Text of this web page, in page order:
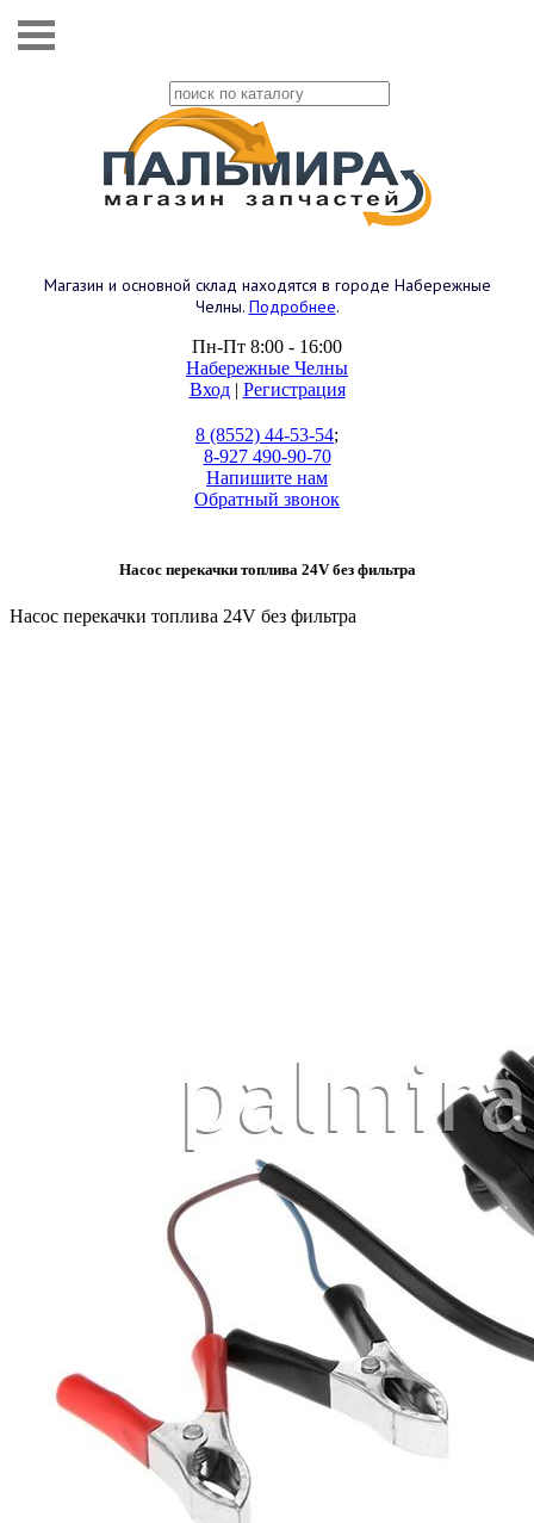
Магазин и основной склад находятся в городе Набережные
Челны. Подробнее.
Пн-Пт 8:00 - 16:00
Набережные Челны
Вход| Регистрация
8 (8552) 44-53-54;
8-927 490-90-70
Напишите нам
Обратный звонок
Насос перекачки топлива 24V без фильтра
Насос перекачки топлива 24V без фильтра